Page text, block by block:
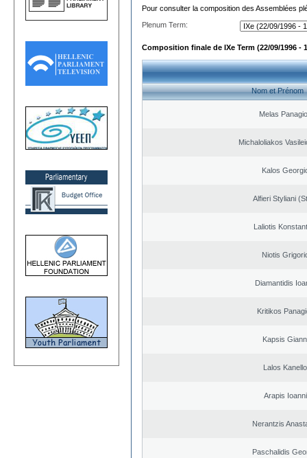
Pour consulter la composition des Assemblées
Plenum Term:
Composition finale de IXe Term (22/09/1996 -
Nom et Prénom
Melas
Michaloliakos
Kalos
Alfieri Styliani
Laliotis
Niotis
Diamantidis
Kritikos
Kapsis
Lalos
Arapis
Nerantzis
Paschalidis